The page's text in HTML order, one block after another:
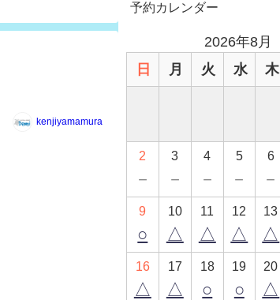
kenjiyamamura
予約カレンダー
2026年8月
日
月 火 水 木
2
－
3
－
4
－
5
－
6
－
9
○
10
△
11
△
12
△
13
△
16
△
17
△
18
○
19
○
20
△